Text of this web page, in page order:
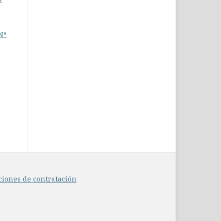
de contratación